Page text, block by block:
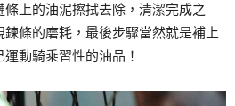
上的油泥擦拭去除，清潔完成之
條的磨耗，最後步驟當然就是補上
動騎乘習性的油品！